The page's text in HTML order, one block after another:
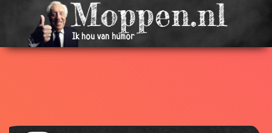
Ik hou van humor